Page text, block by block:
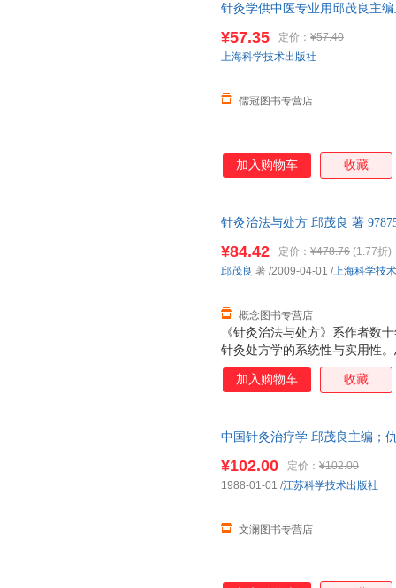
针灸学供中医专业用邱茂良主
止。
¥57.35 定价： ¥57.40
儒冠图书专营店
上海科学技术出版社
加入购物车 收藏
针灸治法与处方 邱茂良 著
《针灸治法与处方》系作者数
针灸处方学的系统性与实用性
配穴等外，着重论述针灸治疗
血……减肥、美容等20法，引
力求理、法、方、穴之完整性
参考应用。
¥84.42 定价： ¥478.76 (1.77折)
概念图书专营店
邱茂良 著 /2009-04-01 /上海科学技
加入购物车 收藏
中国针灸治疗学 邱茂良主编；
¥102.00 定价： ¥102.00
文澜图书专营店
1988-01-01 /江苏科学技术出版社